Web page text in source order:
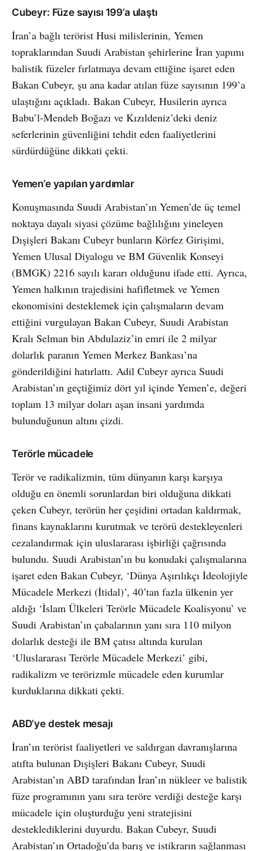
Cubeyr: Füze sayısı 199’a ulaştı
İran’a bağlı terörist Husi milislerinin, Yemen
topraklarından Suudi Arabistan şehirlerine İran yapımı
balistik füzeler fırlatmaya devam ettiğine işaret eden
Bakan Cubeyr, şu ana kadar atılan füze sayısının 199’a
ulaştığını açıkladı. Bakan Cubeyr, Husilerin ayrıca
Babu’l-Mendeb Boğazı ve Kızıldeniz’deki deniz
seferlerinin güvenliğini tehdit eden faaliyetlerini
sürdürdüğüne dikkati çekti.
Yemen’e yapılan yardımlar
Konuşmasında Suudi Arabistan’ın Yemen’de üç temel
noktaya dayalı siyasi çözüme bağlılığını yineleyen
Dışişleri Bakanı Cubeyr bunların Körfez Girişimi,
Yemen Ulusal Diyalogu ve BM Güvenlik Konseyi
(BMGK) 2216 sayılı kararı olduğunu ifade etti. Ayrıca,
Yemen halkının trajedisini hafifletmek ve Yemen
ekonomisini desteklemek için çalışmaların devam
ettiğini vurgulayan Bakan Cubeyr, Suudi Arabistan
Kralı Selman bin Abdulaziz’in emri ile 2 milyar
dolarlık paranın Yemen Merkez Bankası’na
gönderildiğini hatırlattı. Adil Cubeyr ayrıca Suudi
Arabistan’ın geçtiğimiz dört yıl içinde Yemen’e, değeri
toplam 13 milyar doları aşan insani yardımda
bulunduğunun altını çizdi.
Terörle mücadele
Terör ve radikalizmin, tüm dünyanın karşı karşıya
olduğu en önemli sorunlardan biri olduğuna dikkati
çeken Cubeyr, terörün her çeşidini ortadan kaldırmak,
finans kaynaklarını kurutmak ve terörü destekleyenleri
cezalandırmak için uluslararası işbirliği çağrısında
bulundu. Suudi Arabistan’ın bu konudaki çalışmalarına
işaret eden Bakan Cubeyr, ‘Dünya Aşırılıkçı İdeolojiyle
Mücadele Merkezi (İtidal)’, 40’tan fazla ülkenin yer
aldığı ‘İslam Ülkeleri Terörle Mücadele Koalisyonu’ ve
Suudi Arabistan’ın çabalarının yanı sıra 110 milyon
dolarlık desteği ile BM çatısı altında kurulan
‘Uluslararası Terörle Mücadele Merkezi’ gibi,
radikalizm ve terörizmle mücadele eden kurumlar
kurduklarına dikkati çekti.
ABD’ye destek mesajı
İran’ın terörist faaliyetleri ve saldırgan davranışlarına
atıfta bulunan Dışişleri Bakanı Cubeyr, Suudi
Arabistan’ın ABD tarafından İran’ın nükleer ve balistik
füze programının yanı sıra teröre verdiği desteğe karşı
mücadele için oluşturduğu yeni stratejisini
desteklediklerini duyurdu. Bakan Cubeyr, Suudi
Arabistan’ın Ortadoğu’da barış ve istikrarın sağlanması